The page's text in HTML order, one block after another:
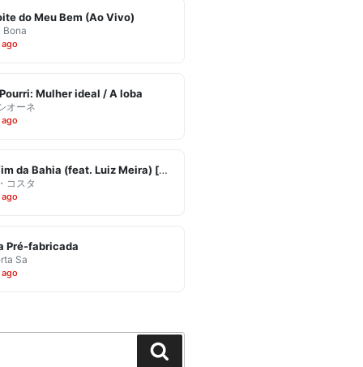
do Meu Bem (Ao Vivo)
Bona
ago
Mulher ideal / A loba
オーネ
ago
Eu Vim da Bahia (feat. Luiz Meira) [Ao Vivo]
コスタ
ago
Pré-fabricada
Sa
ago